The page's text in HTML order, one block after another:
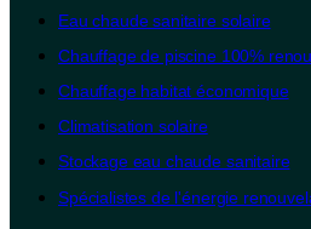
Eau chaude sanitaire solaire
Chauffage de piscine 100%
Chauffage habitat économique
Climatisation solaire
Stockage eau chaude sanitaire
Spécialistes de l'énergie